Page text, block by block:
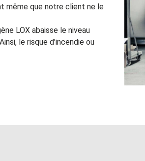
même que notre client ne le
LOX abaisse le niveau
le risque d’incendie ou